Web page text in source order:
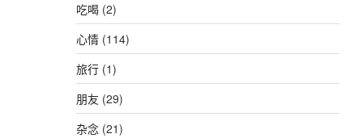
吃喝(2)
心情(114)
旅行(1)
朋友 (29)
杂念(21)